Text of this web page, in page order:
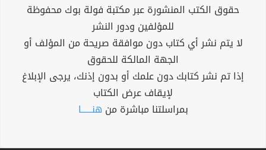
حقوق الكتب المنشورة عبر مكتبة فولة بوك محفوظة
للمؤلفين ودور النشر
لا يتم نشر أي كتاب دون موافقة صريحة من المؤلف أو
الجهة المالكة للحقوق
إذا تم نشر كتابك دون علمك أو بدون إذنك، يرجى الإبلاغ
لإيقاف عرض الكتاب
بمراسلتنا مباشرة من هنــــــا